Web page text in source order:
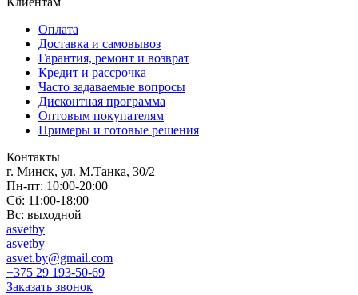
Оплата
Доставка и самовывоз
Гарантия, ремонт и возврат
Кредит и рассрочка
Часто задаваемые вопросы
Дисконтная программа
Оптовым покупателям
Примеры и готовые решения
Контакты
г. Минск, ул. М.Танка, 30/2
Пн-пт: 10:00-20:00
Сб: 11:00-18:00
Вс: выходной
asvetby
asvetby
asvet.by@gmail.com
+375 29 193-50-69
Заказать звонок